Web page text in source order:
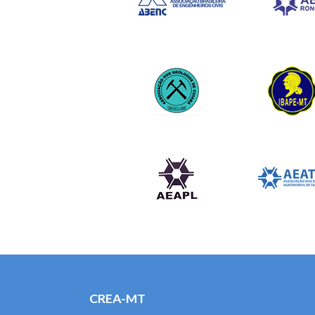
CREA-MT